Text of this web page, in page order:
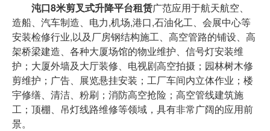
沌口8米剪叉式升降平台租赁广范应用于航天航空、
造船、汽车制造、电力,机场,港口,石油化工、会展中心等
安装检修行业,以及厂房钢结构施工、高空管路的铺设、高
架桥梁建造、各种大厦场馆的物业维护、信号灯安装维
护；大厦外墙及大厅装修、电视剧高空拍摄；园林树木修
剪维护；广告、展览悬挂安装；工厂车间内立体作业；楼
宇修缮、清洁、粉刷；消防高空抢险；高空管线建筑施
工；顶棚、吊灯线路维修等领域，具有非常广阔的应用前
景。